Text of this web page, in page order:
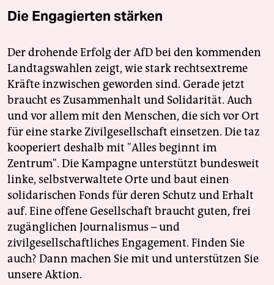
Die Engagierten stärken
Der drohende Erfolg der AfD bei den kommenden
Landtagswahlen zeigt, wie stark rechtsextreme
Kräfte inzwischen geworden sind. Gerade jetzt
braucht es Zusammenhalt und Solidarität. Auch
und vor allem mit den Menschen, die sich vor Ort
für eine starke Zivilgesellschaft einsetzen. Die taz
kooperiert deshalb mit "Alles beginnt im
Zentrum". Die Kampagne unterstützt bundesweit
linke, selbstverwaltete Orte und baut einen
solidarischen Fonds für deren Schutz und Erhalt
auf. Eine offene Gesellschaft braucht guten, frei
zugänglichen Journalismus – und
zivilgesellschaftliches Engagement. Finden Sie
auch? Dann machen Sie mit und unterstützen Sie
unsere Aktion.